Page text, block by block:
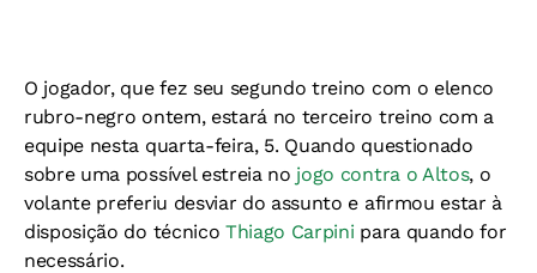
O jogador, que fez seu segundo treino com o elenco
rubro-negro ontem, estará no terceiro treino com a
equipe nesta quarta-feira, 5. Quando questionado
sobre uma possível estreia no jogo contra o Altos, o
volante preferiu desviar do assunto e afirmou estar à
disposição do técnico Thiago Carpini para quando for
necessário.